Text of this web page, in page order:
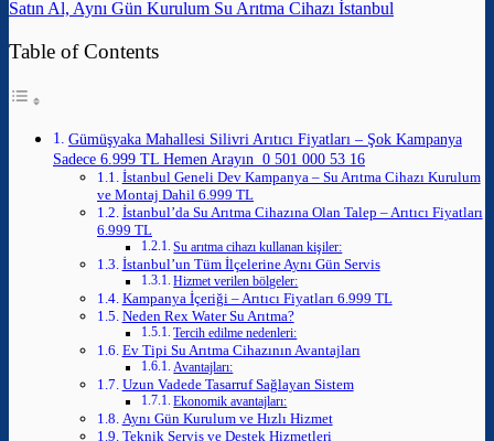
Satın Al, Aynı Gün Kurulum Su Arıtma Cihazı İstanbul
Table of Contents
Gümüşyaka Mahallesi Silivri Arıtıcı Fiyatları – Şok Kampanya
Sadece 6.999 TL Hemen Arayın 0 501 000 53 16
İstanbul Geneli Dev Kampanya – Su Arıtma Cihazı Kurulum
ve Montaj Dahil 6.999 TL
İstanbul’da Su Arıtma Cihazına Olan Talep – Arıtıcı Fiyatları
6.999 TL
Su arıtma cihazı kullanan kişiler:
İstanbul’un Tüm İlçelerine Aynı Gün Servis
Hizmet verilen bölgeler:
Kampanya İçeriği – Arıtıcı Fiyatları 6.999 TL
Neden Rex Water Su Arıtma?
Tercih edilme nedenleri:
Ev Tipi Su Arıtma Cihazının Avantajları
Avantajları:
Uzun Vadede Tasarruf Sağlayan Sistem
Ekonomik avantajları:
Aynı Gün Kurulum ve Hızlı Hizmet
Teknik Servis ve Destek Hizmetleri